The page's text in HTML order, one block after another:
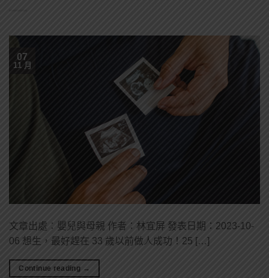
07
11 月
文章出處：嬰兒與母親 作者：林宜屏 發表日期：2023-10-
06 想生，最好趕在 33 歲以前做人成功！25 […]
Continue reading →